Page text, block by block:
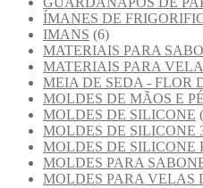
ÍMANES DE
IMANS (6)
MATERIAIS PARA
MATERIAIS PARA
MEIA DE SEDA - FLOR
MOLDES DE MÃOS E
MOLDES DE SILICONE
MOLDES DE SILICONE
MOLDES DE SILICONE
MOLDES PARA
MOLDES PARA VELAS